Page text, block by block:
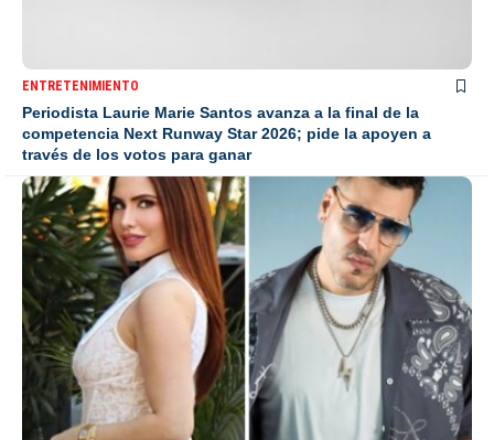
ENTRETENIMIENTO
Periodista Laurie Marie Santos avanza a la final de la
competencia Next Runway Star 2026; pide la apoyen a
través de los votos para ganar